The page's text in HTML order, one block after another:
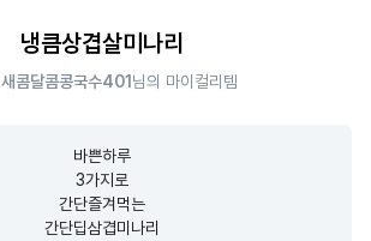
냉큼상겹살미나리
새콤달콤콩국수401 님의 마이컬리템
바쁜하루
3가지로
간단즐겨먹는
간단딥삼겹미나리